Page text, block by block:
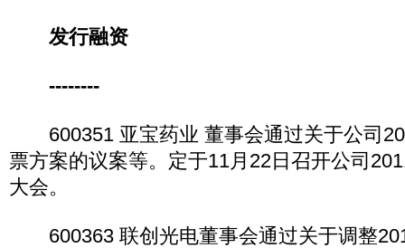
发行融资
--------
600351 亚宝药业 董事会通过关于公司
票方案的议案等。定于11月22日召开公司
大会。
600363 联创光电董事会通过关于调整